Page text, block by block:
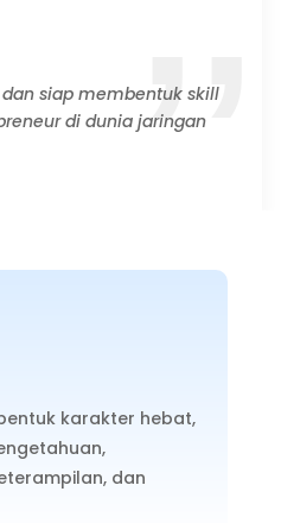
siap membentuk skill
di dunia jaringan
karakter hebat,
dan